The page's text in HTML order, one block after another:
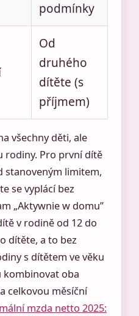
podmínky
Od
druhého
dítěte (s
příjmem)
všechny děti, ale
rodiny. Pro první dítě
stanoveným limitem,
se vyplácí bez
„Aktywnie w domu”
v rodině od 12 do
dítěte, a to bez
s dítětem ve věku
kombinovat oba
celkovou měsíční
mzda netto 2025: